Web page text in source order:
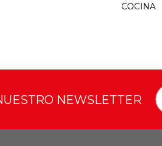
COCINA
NEWSLETTER